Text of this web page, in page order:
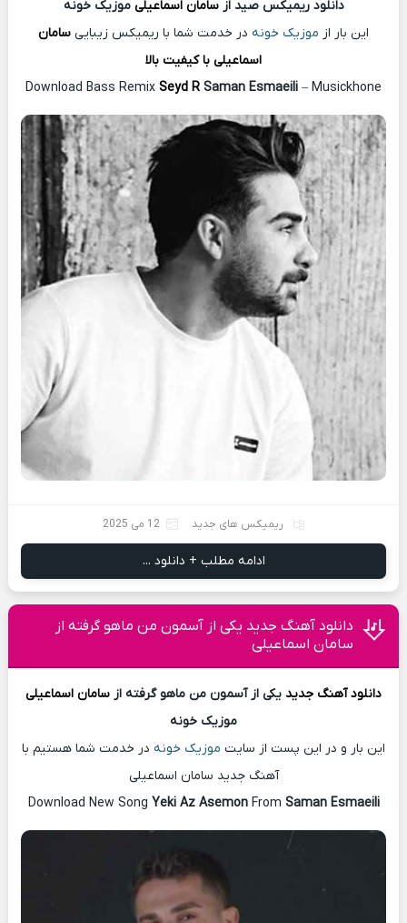
دانلود ریمیکس صید ازسامان اسماعیلی موزیک خونه
این بار از موزیک خونه در خدمت شما با ریمیکس زیبایی سامان
اسماعیلی با کیفیت بالا
Download Bass Remix Seyd R Saman Esmaeili – Musickhone
ریمیکس های جدید 12 می 2025
ادامه مطلب + دانلود ...
دانلود آهنگ جدید یکی از آسمون من ماهو گرفته از
سامان اسماعیلی
دانلود آهنگ جدید یکی از آسمون من ماهو گرفته از سامان اسماعیلی
موزیک خونه
این بار و در این پست از سایت موزیک خونه در خدمت شما هستیم با
آهنگ جدید سامان اسماعیلی
Download New Song Yeki Az AsemonFrom Saman Esmaeili